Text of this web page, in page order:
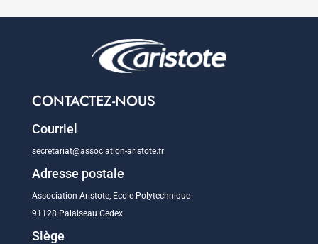
CONTACTEZ-NOUS
Courriel
secretariat@association-aristote.fr
Adresse postale
Association Aristote, Ecole Polytechnique
91128 Palaiseau Cedex
Siège